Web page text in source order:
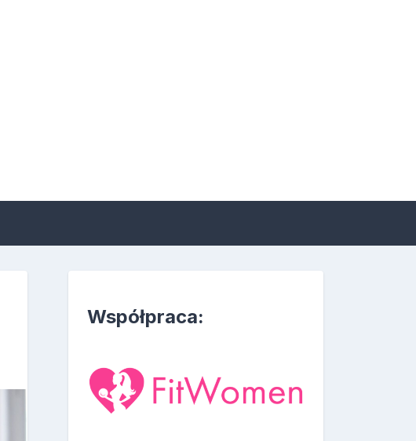
suplementacji i
Współpraca: